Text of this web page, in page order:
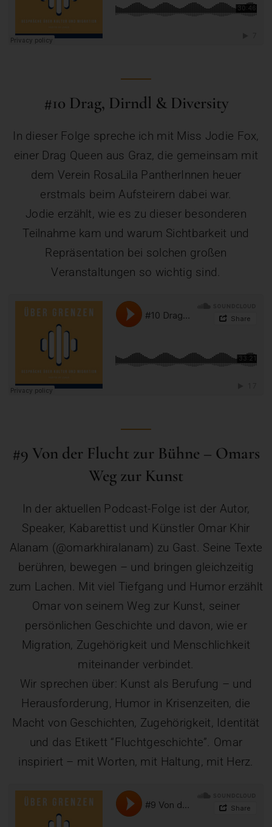
#10 Drag, Dirndl & Diversity
In dieser Folge spreche ich mit Miss Jodie Fox,
einer Drag Queen aus Graz, die gemeinsam mit
dem Verein RosaLila PantherInnen heuer
erstmals beim Aufsteirern dabei war.
Jodie erzählt, wie es zu dieser besonderen
Teilnahme kam und warum Sichtbarkeit und
Repräsentation bei solchen großen
Veranstaltungen so wichtig sind.
#9 Von der Flucht zur Bühne – Omars
Weg zur Kunst
In der aktuellen Podcast-Folge ist der Autor,
Speaker, Kabarettist und Künstler Omar Khir
Alanam (@omarkhiralanam) zu Gast. Seine Texte
berühren, bewegen – und bringen gleichzeitig
zum Lachen. Mit viel Tiefgang und Humor erzählt
Omar von seinem Weg zur Kunst, seiner
persönlichen Geschichte und davon, wie er
Migration, Zugehörigkeit und Menschlichkeit
miteinander verbindet.
Wir sprechen über: Kunst als Berufung – und
Herausforderung, Humor in Krisenzeiten, die
Macht von Geschichten, Zugehörigkeit, Identität
und das Etikett “Fluchtgeschichte”. Omar
inspiriert – mit Worten, mit Haltung, mit Herz.